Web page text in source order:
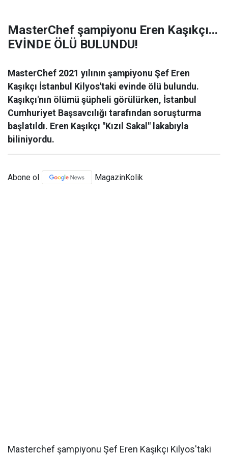
MasterChef şampiyonu Eren Kaşıkçı...
EVİNDE ÖLÜ BULUNDU!
MasterChef 2021 yılının şampiyonu Şef Eren
Kaşıkçı İstanbul Kilyos'taki evinde ölü bulundu.
Kaşıkçı'nın ölümü şüpheli görülürken, İstanbul
Cumhuriyet Başsavcılığı tarafından soruşturma
başlatıldı. Eren Kaşıkçı "Kızıl Sakal" lakabıyla
biliniyordu.
Abone ol MagazinKolik
Masterchef şampiyonu Şef Eren Kaşıkçı Kilyos'taki